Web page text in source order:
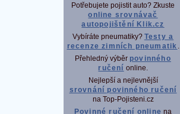
Potřebujete pojistit auto? Zkuste
online srovnávač
autopojištění Klik.cz
Vybíráte pneumatiky? Testy a
recenze zimních pneumatik .
Přehledný výběr povinného
ručení online.
Nejlepší a nejlevnější
srovnání povinného ručení
na Top-Pojisteni.cz
Povinné ručení online na